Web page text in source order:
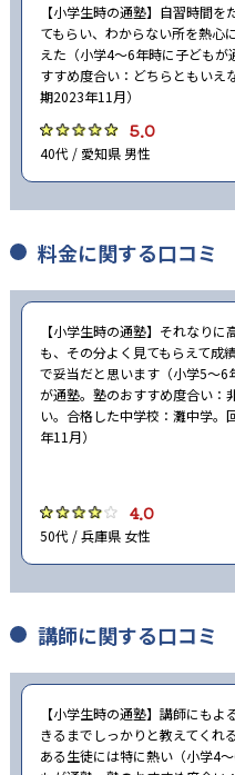
【小学生時の通塾】自習時間を
てもらい、わからない所を熱心
えた（小学4〜6年時に子どもが
すすめ度合い：どちらともいえ
期2023年11月）
5.0
40代 / 愛知県 男性
料金に関する口コミ
【小学生時の通塾】それなりに
も、その分よく見てもらえて成
で妥当だと思います（小学5〜6
が通塾。塾のおすすめ度合い：
い。合格した中学校：灘中学。
年11月）
4.0
50代 / 兵庫県 女性
講師に関する口コミ
【小学生時の通塾】講師にもよ
きるまでしっかりと教えてくれ
ある生徒には特に熱い（小学4